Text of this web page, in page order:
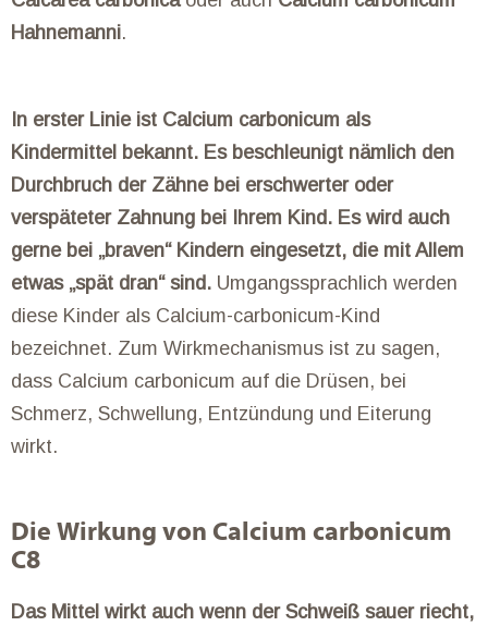
Hahnemanni.
In erster Linie ist Calcium carbonicum als
Kindermittel bekannt. Es beschleunigt nämlich den
Durchbruch der Zähne bei erschwerter oder
verspäteter Zahnung bei Ihrem Kind. Es wird auch
gerne bei „braven“ Kindern eingesetzt, die mit Allem
etwas „spät dran“ sind. Umgangssprachlich werden
diese Kinder als Calcium-carbonicum-Kind
bezeichnet. Zum Wirkmechanismus ist zu sagen,
dass Calcium carbonicum auf die Drüsen, bei
Schmerz, Schwellung, Entzündung und Eiterung
wirkt.
Die Wirkung von Calcium carbonicum
C8
Das Mittel wirkt auch wenn der Schweiß sauer riecht,